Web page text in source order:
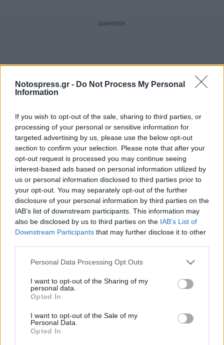
Notospress.gr - Do Not Process My Personal
Information
If you wish to opt-out of the sale, sharing to third parties, or
processing of your personal or sensitive information for
targeted advertising by us, please use the below opt-out
section to confirm your selection. Please note that after your
opt-out request is processed you may continue seeing
interest-based ads based on personal information utilized by
us or personal information disclosed to third parties prior to
your opt-out. You may separately opt-out of the further
disclosure of your personal information by third parties on the
IAB’s list of downstream participants. This information may
also be disclosed by us to third parties on the IAB’s List of
Downstream Participants that may further disclose it to other
Personal Data Processing Opt Outs
I want to opt-out of the Sharing of my
personal data.
Opted In
I want to opt-out of the Sale of my
Personal Data.
Opted In